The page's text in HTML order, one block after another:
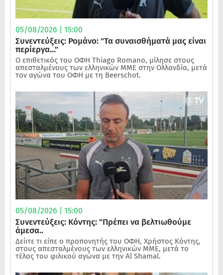
05/08/2026 | 15:00
Συνεντεύξεις: Ρομάνο: "Τα συναισθήματά μας είναι
περίεργα..."
Ο επιθετικός του ΟΦΗ Thiago Romano, μίλησε στους
απεσταλμένους των ελληνικών ΜΜΕ στην Ολλανδία, μετά
τον αγώνα του ΟΦΗ με τη Beerschot.
05/08/2026 | 15:00
Συνεντεύξεις: Κόντης: "Πρέπει να βελτιωθούμε
άμεσα..
Δείιτε τι είπε ο προπονητής του ΟΦΗ, Χρήστος Κόντης,
στους απεσταλμένους των ελληνικών ΜΜΕ, μετά το
τέλος του φιλικού αγώνα με την Al Shamal.